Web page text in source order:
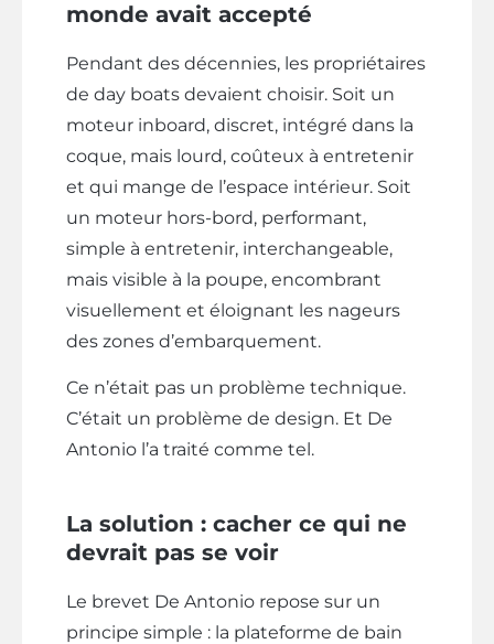
monde avait accepté
Pendant des décennies, les propriétaires
de day boats devaient choisir. Soit un
moteur inboard, discret, intégré dans la
coque, mais lourd, coûteux à entretenir
et qui mange de l’espace intérieur. Soit
un moteur hors-bord, performant,
simple à entretenir, interchangeable,
mais visible à la poupe, encombrant
visuellement et éloignant les nageurs
des zones d’embarquement.
Ce n’était pas un problème technique.
C’était un problème de design. Et De
Antonio l’a traité comme tel.
La solution : cacher ce qui ne
devrait pas se voir
Le brevet De Antonio repose sur un
principe simple : la plateforme de bain